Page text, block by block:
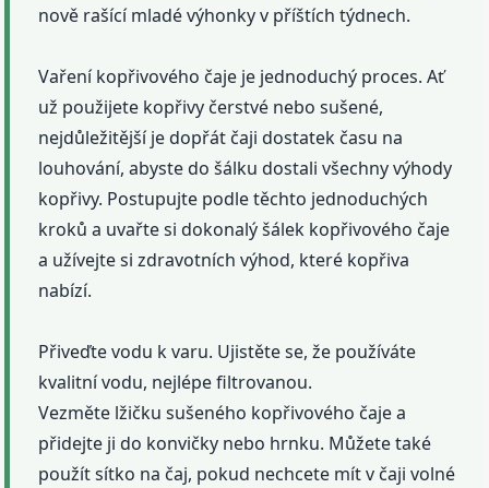
nově rašící mladé výhonky v příštích týdnech.
Vaření kopřivového čaje je jednoduchý proces. Ať
už použijete kopřivy čerstvé nebo sušené,
nejdůležitější je dopřát čaji dostatek času na
louhování, abyste do šálku dostali všechny výhody
kopřivy. Postupujte podle těchto jednoduchých
kroků a uvařte si dokonalý šálek kopřivového čaje
a užívejte si zdravotních výhod, které kopřiva
nabízí.
Přiveďte vodu k varu. Ujistěte se, že používáte
kvalitní vodu, nejlépe filtrovanou.
Vezměte lžičku sušeného kopřivového čaje a
přidejte ji do konvičky nebo hrnku. Můžete také
použít sítko na čaj, pokud nechcete mít v čaji volné